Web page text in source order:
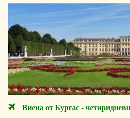
Виена от Бургас -